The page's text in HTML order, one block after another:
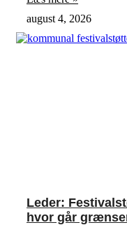
august 4, 2026
Leder:
hvor går